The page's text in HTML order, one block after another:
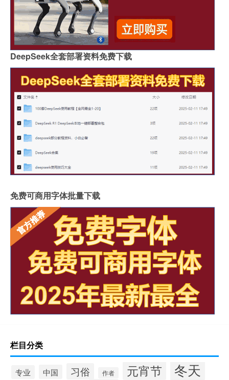
DeepSeek全套部署资料免费下载
免费可商用字体批量下载
栏目分类
专业 中国 习俗 作者 元宵节 冬天